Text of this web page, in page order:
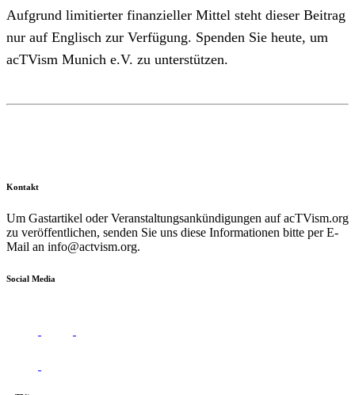
Aufgrund limitierter finanzieller Mittel steht dieser Beitrag
nur auf Englisch zur Verfügung. Spenden Sie heute, um
acTVism Munich e.V. zu unterstützen.
Kontakt
Um Gastartikel oder Veranstaltungsankündigungen auf acTVism.org
zu veröffentlichen, senden Sie uns diese Informationen bitte per E-
Mail an info@actvism.org.
Social Media